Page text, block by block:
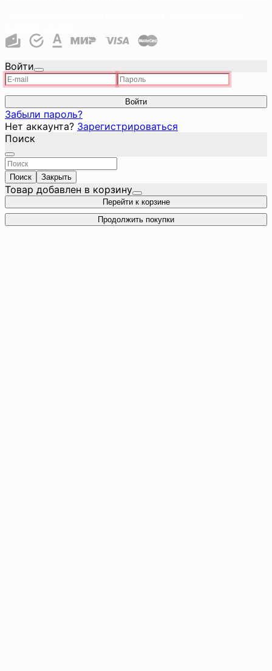
Войти
Войти
Забыли пароль?
Нет аккаунта? Зарегистрироваться
Поиск
Поиск Закрыть
Товар добавлен в корзину
Перейти к корзине
Продолжить покупки